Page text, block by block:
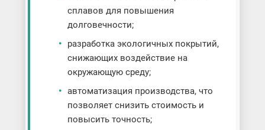
сплавов для повышения
долговечности;
разработка экологичных покрытий,
снижающих воздействие на
окружающую среду;
автоматизация производства, что
позволяет снизить стоимость и
повысить точность;